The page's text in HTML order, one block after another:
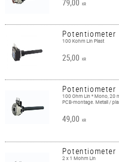
79,00 KR
Potentiometer
100 Kohm Lin Plast
25,00 KR
Potentiometer
100 Ohm Lin * Mono, 20
PCB-montage. Metall /
49,00 KR
Potentiometer
2 x 1 Mohm Lin